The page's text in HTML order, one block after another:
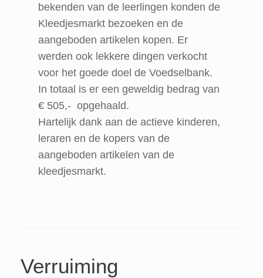
bekenden van de leerlingen konden de
Kleedjesmarkt bezoeken en de
aangeboden artikelen kopen. Er
werden ook lekkere dingen verkocht
voor het goede doel de Voedselbank.
In totaal is er een geweldig bedrag van
€ 505,- opgehaald.
Hartelijk dank aan de actieve kinderen,
leraren en de kopers van de
aangeboden artikelen van de
kleedjesmarkt.
Verruiming